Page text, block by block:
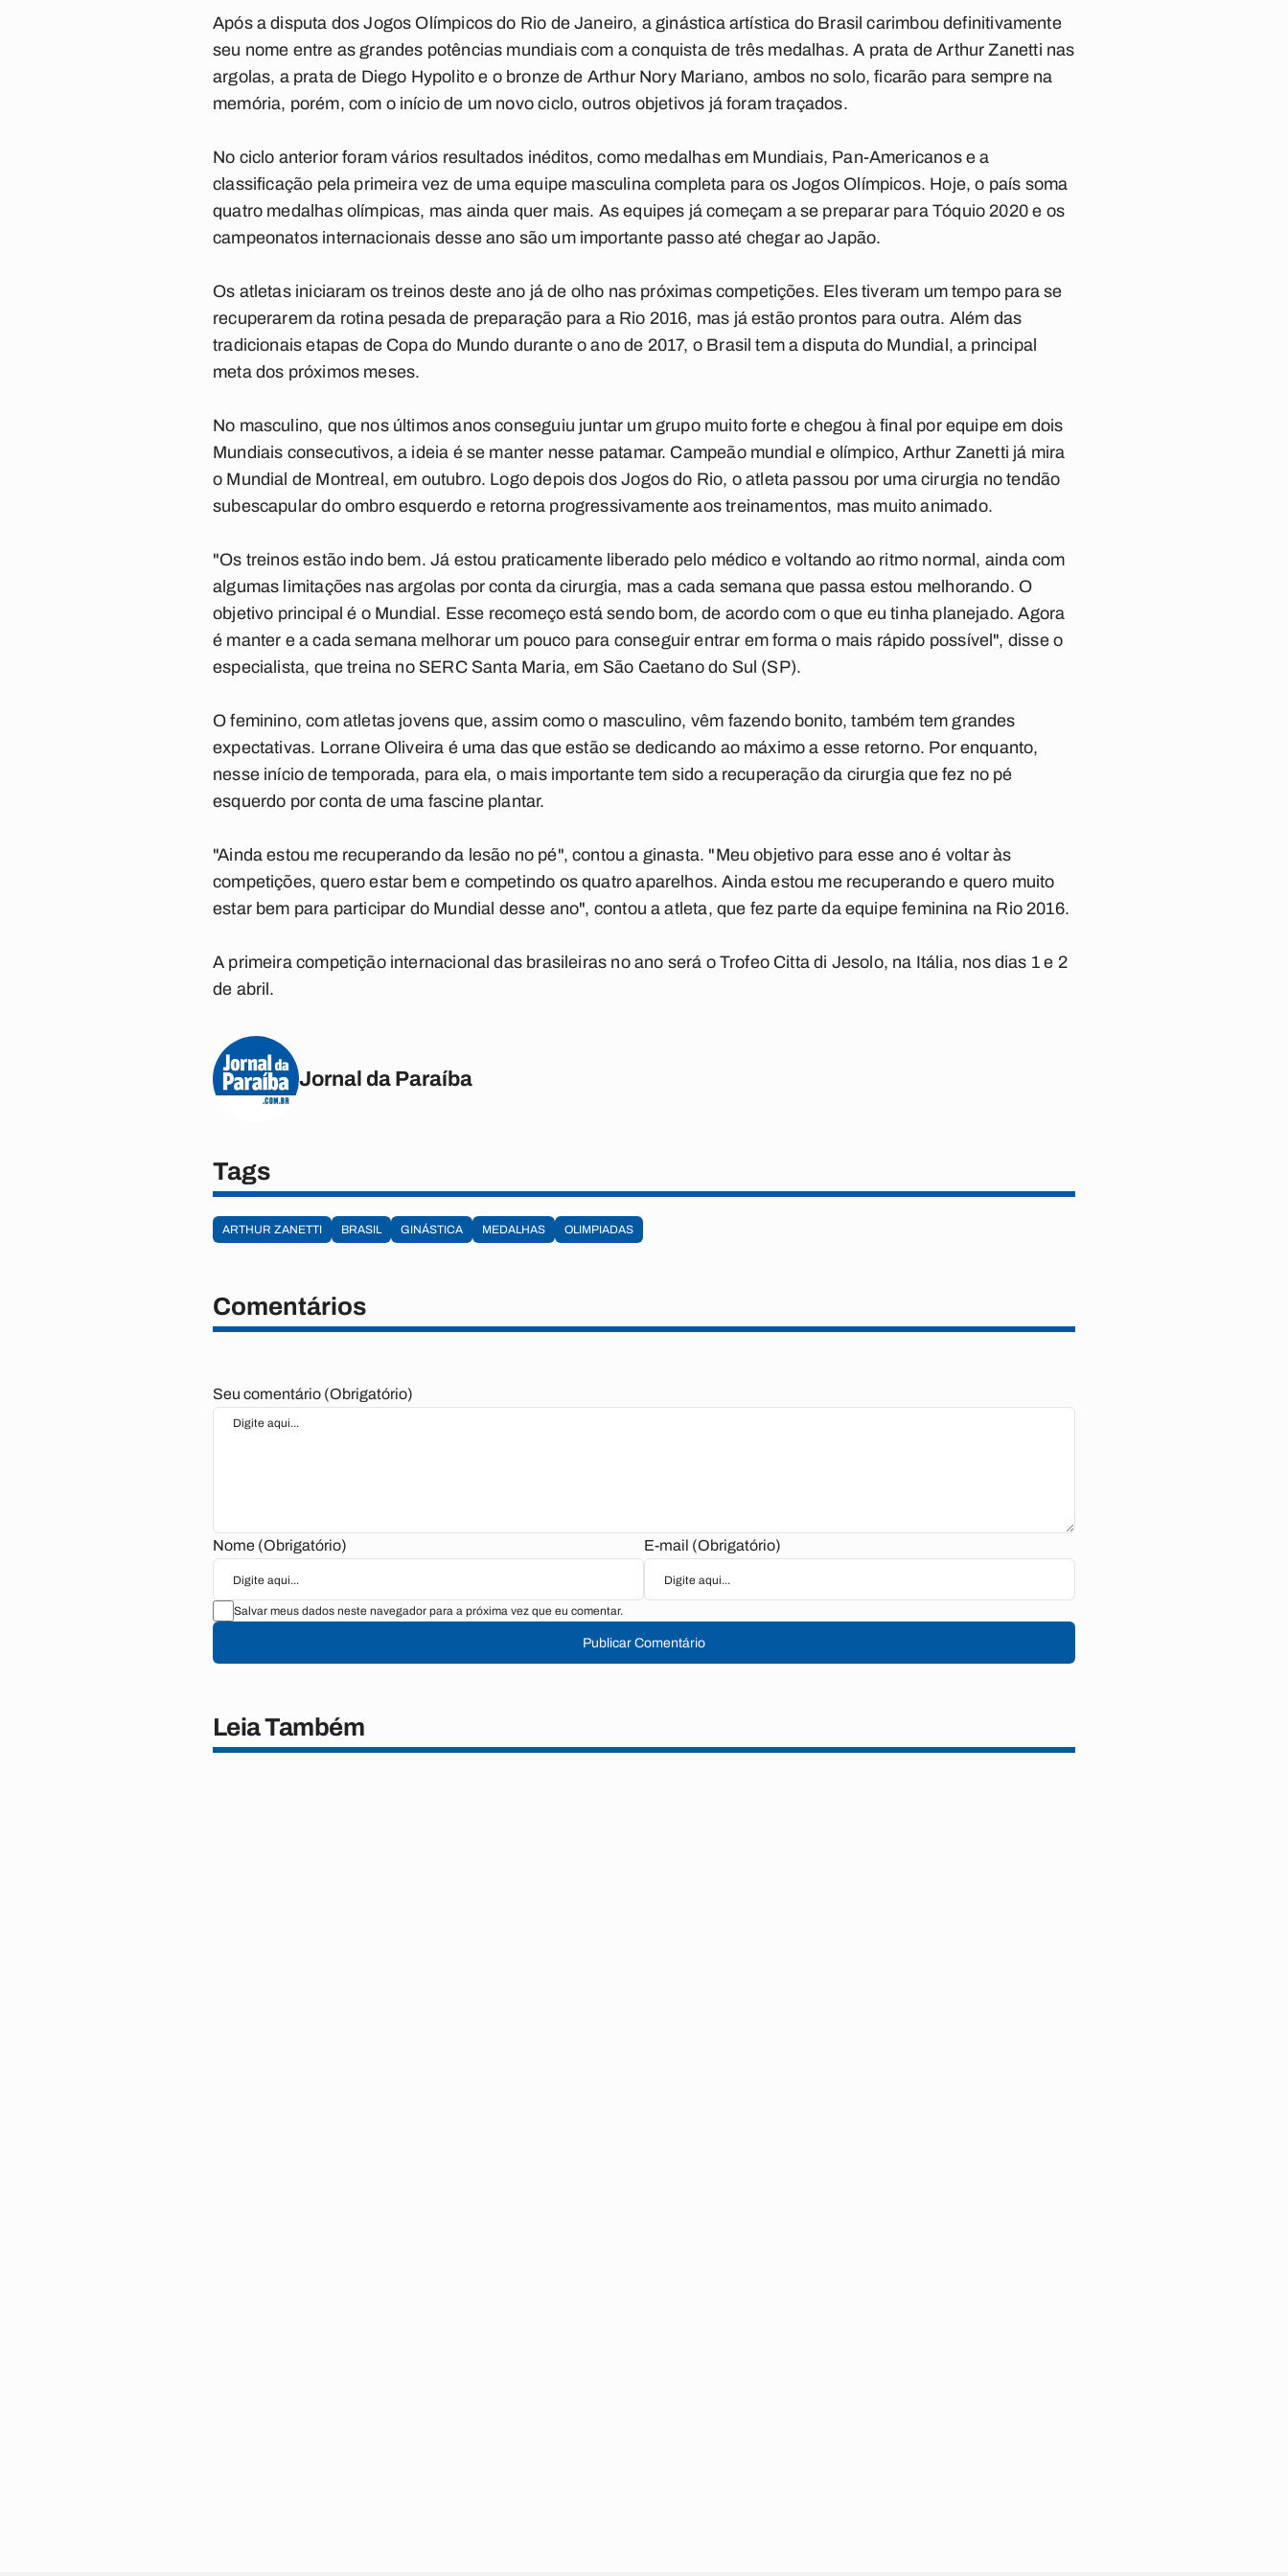
Após a disputa dos Jogos Olímpicos do Rio de Janeiro, a ginástica artística do Brasil carimbou definitivamente
seu nome entre as grandes potências mundiais com a conquista de três medalhas. A prata de Arthur Zanetti nas
argolas, a prata de Diego Hypolito e o bronze de Arthur Nory Mariano, ambos no solo, ficarão para sempre na
memória, porém, com o início de um novo ciclo, outros objetivos já foram traçados.
No ciclo anterior foram vários resultados inéditos, como medalhas em Mundiais, Pan-Americanos e a
classificação pela primeira vez de uma equipe masculina completa para os Jogos Olímpicos. Hoje, o país soma
quatro medalhas olímpicas, mas ainda quer mais. As equipes já começam a se preparar para Tóquio 2020 e os
campeonatos internacionais desse ano são um importante passo até chegar ao Japão.
Os atletas iniciaram os treinos deste ano já de olho nas próximas competições. Eles tiveram um tempo para se
recuperarem da rotina pesada de preparação para a Rio 2016, mas já estão prontos para outra. Além das
tradicionais etapas de Copa do Mundo durante o ano de 2017, o Brasil tem a disputa do Mundial, a principal
meta dos próximos meses.
No masculino, que nos últimos anos conseguiu juntar um grupo muito forte e chegou à final por equipe em dois
Mundiais consecutivos, a ideia é se manter nesse patamar. Campeão mundial e olímpico, Arthur Zanetti já mira
o Mundial de Montreal, em outubro. Logo depois dos Jogos do Rio, o atleta passou por uma cirurgia no tendão
subescapular do ombro esquerdo e retorna progressivamente aos treinamentos, mas muito animado.
"Os treinos estão indo bem. Já estou praticamente liberado pelo médico e voltando ao ritmo normal, ainda com
algumas limitações nas argolas por conta da cirurgia, mas a cada semana que passa estou melhorando. O
objetivo principal é o Mundial. Esse recomeço está sendo bom, de acordo com o que eu tinha planejado. Agora
é manter e a cada semana melhorar um pouco para conseguir entrar em forma o mais rápido possível", disse o
especialista, que treina no SERC Santa Maria, em São Caetano do Sul (SP).
O feminino, com atletas jovens que, assim como o masculino, vêm fazendo bonito, também tem grandes
expectativas. Lorrane Oliveira é uma das que estão se dedicando ao máximo a esse retorno. Por enquanto,
nesse início de temporada, para ela, o mais importante tem sido a recuperação da cirurgia que fez no pé
esquerdo por conta de uma fascine plantar.
"Ainda estou me recuperando da lesão no pé", contou a ginasta. "Meu objetivo para esse ano é voltar às
competições, quero estar bem e competindo os quatro aparelhos. Ainda estou me recuperando e quero muito
estar bem para participar do Mundial desse ano", contou a atleta, que fez parte da equipe feminina na Rio 2016.
A primeira competição internacional das brasileiras no ano será o Trofeo Citta di Jesolo, na Itália, nos dias 1 e 2
de abril.
Jornal da Paraíba
Tags
ARTHUR ZANETTI BRASIL GINÁSTICA MEDALHAS OLIMPIADAS
Comentários
Seu comentário (Obrigatório)
Nome (Obrigatório) E-mail (Obrigatório)
Salvar meus dados neste navegador para a próxima vez que eu comentar.
Publicar Comentário
Leia Também